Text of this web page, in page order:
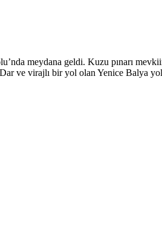
meydana geldi. Kuzu pınarı
ve virajlı bir yol olan Yenice Balya